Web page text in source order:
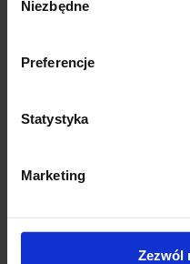
zgody
Niezbędne
Preferencje
Statystyka
Marketing
Zezwól
sztucznego.
płotek
Okazje cenowe